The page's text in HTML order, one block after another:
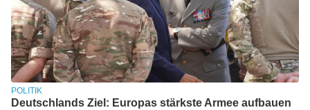
POLITIK
Deutschlands Ziel: Europas stärkste Armee aufbauen